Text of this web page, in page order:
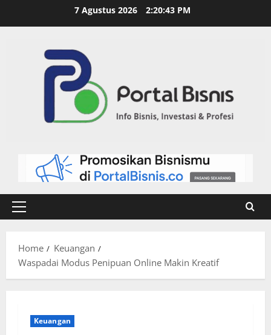
7 Agustus 2026 2:20:44 PM
Home
Keuangan
Waspadai Modus Penipuan Online Makin Kreatif
Keuangan